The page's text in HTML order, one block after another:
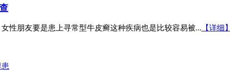
性朋友要是患上寻常型牛皮癣这种疾病也是比较容易被... 【详细】